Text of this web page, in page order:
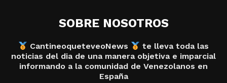
SOBRE NOSOTROS
CantineoqueteveoNews
te lleva toda las
noticias del dia de una manera objetiva e imparcial
informando a la comunidad de Venezolanos en
España